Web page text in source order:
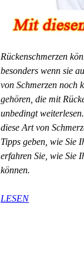
Rückenschmerzen
besonders wenn sie
von Schmerzen noch
gehören, die mit
unbedingt
diese Art von
Tipps geben, wie Sie
erfahren Sie, wie Sie
können.
LESEN